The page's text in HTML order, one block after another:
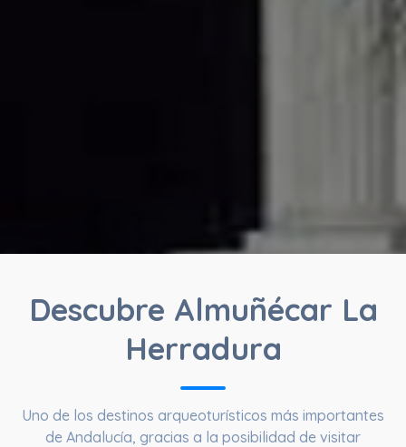
Descubre Almuñécar La
Herradura
Uno de los destinos arqueoturísticos más importantes
de Andalucía, gracias a la posibilidad de visitar